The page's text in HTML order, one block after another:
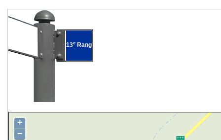
13e Rang
+
−